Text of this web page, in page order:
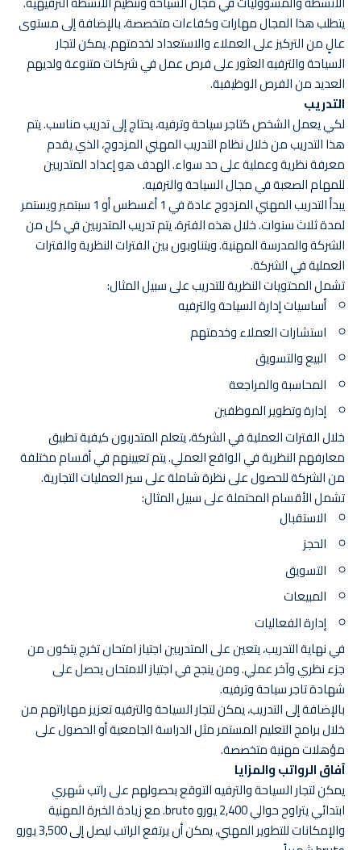
يتطلب هذا المجال مهارات وكفاءات متخصصة، بالإضافة إلى مستوى
عالٍ من التركيز على العملاء والاستعداد لخدمتهم. يمكن لتجار
السياحة والترفيه العثور على فرص عمل في شركات متنوعة ولديهم
العديد من الفرص الوظيفية.
التدريب
لكي يعمل الشخص كتاجر سياحة وترفيه، يحتاج إلى تدريب مناسب. يتم
هذا التدريب من خلال نظام التدريب المهني المزدوج، الذي يقدم
معرفة نظرية وعملية على حد سواء. الهدف هو إعداد المتدربين
للمهام الصعبة في مجال السياحة والترفيه.
يبدأ التدريب المهني المزدوج عادة في 1 أغسطس أو 1 سبتمبر ويستمر
لمدة ثلاث سنوات. خلال هذه الفترة، يتم تدريب المتدربين في كل من
الشركة والمدرسة المهنية. ويتناوبون بين الفترات النظرية والفترات
العملية في الشركة.
تشمل المحتويات النظرية للتدريب على سبيل المثال:
أساسيات إدارة السياحة والترفيه
استشارات العملاء وخدمتهم
البيع والتسويق
المحاسبة والمراجعة
إدارة وتطوير الموظفين
خلال الفترات العملية في الشركة، يتعلم المتدربون كيفية تطبيق
معارفهم النظرية في الواقع العملي. يتم تعيينهم في أقسام مختلفة
من الشركة للحصول على نظرة شاملة على سير العمليات التجارية.
تشمل الأقسام المحتملة على سبيل المثال:
الاستقبال
الحجز
التسويق
المبيعات
إدارة الفعاليات
في نهاية التدريب، يتعين على المتدربين اجتياز امتحان تخرج يتكون من
جزء نظري وآخر عملي. ومن ينجح في اجتياز الامتحان يحصل على
شهادة تاجر سياحة وترفيه.
بالإضافة إلى التدريب، يمكن لتجار السياحة والترفيه تعزيز مهاراتهم من
خلال برامج التعليم المستمر مثل الدراسة الجامعية أو الحصول على
مؤهلات مهنية متخصصة.
آفاق الرواتب والمزايا
يمكن لتجار السياحة والترفيه التوقع بحصولهم على راتب شهري
ابتدائي يتراوح حوالي 2,400 يورو bruto. مع زيادة الخبرة المهنية
والإمكانات للتطوير المهني، يمكن أن يرتفع الراتب ليصل إلى 3,500 يورو